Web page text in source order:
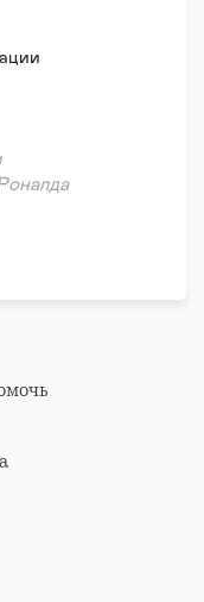
что все дети
от